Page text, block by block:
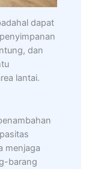
dapat
dan
lantai.
menjaga
barang